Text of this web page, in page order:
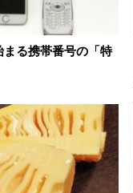
まる携帯番号の「特